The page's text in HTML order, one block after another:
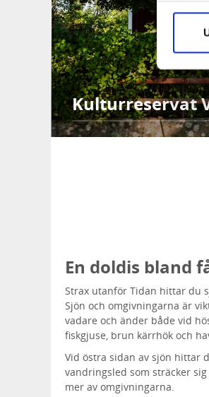
Kulturreservat
En doldis bland
Strax utanför Tidan hittar du
Sjön och omgivningarna är
vadare och änder både vid
fiskgjuse, brun kärrhök och
Vid östra sidan av sjön hittar
vandringsled som sträcker
mer av omgivningarna.